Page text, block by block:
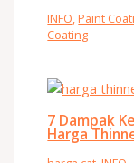
INFO,Paint
Coating
7 Dampak
Harga